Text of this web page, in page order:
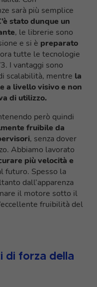
sarà più semplice
stato dunque un
, le librerie sono
e si è preparato
tutte le tecnologie
I vantaggi sono
scalabilità, mentre la
a livello visivo e non
di utilizzo.
però quindi
fruibile da
, senza dover
Abbiamo lavorato
più velocità e
futuro. Spesso la
dall’apparenza
il motore sotto il
fruibilità del
di forza della